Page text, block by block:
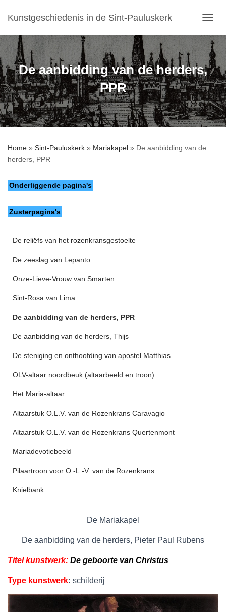
Kunstgeschiedenis in de Sint-Pauluskerk
O
G
G
L
E
N
A
V
I
G
De aanbidding van de herders,
PPR
Home » Sint-Pauluskerk » Mariakapel » De aanbidding van de
herders, PPR
Onderliggende pagina's
Zusterpagina's
De reliëfs van het rozenkransgestoelte
De zeeslag van Lepanto
Onze-Lieve-Vrouw van Smarten
Sint-Rosa van Lima
De aanbidding van de herders, PPR
De aanbidding van de herders, Thijs
De steniging en onthoofding van apostel Matthias
OLV-altaar noordbeuk (altaarbeeld en troon)
Het Maria-altaar
Altaarstuk O.L.V. van de Rozenkrans Caravagio
Altaarstuk O.L.V. van de Rozenkrans Quertenmont
Mariadevotiebeeld
Pilaartroon voor O.-L.-V. van de Rozenkrans
Knielbank
De Mariakapel
De aanbidding van de herders, Pieter Paul Rubens
Titel kunstwerk: De geboorte van Christus
Type kunstwerk: schilderij